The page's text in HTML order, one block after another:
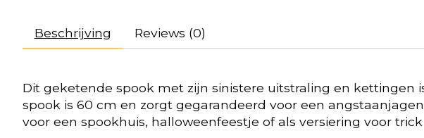
Beschrijving Reviews (0)
Dit geketende spook met zijn sinistere uitstraling en kettingen
spook is 60 cm en zorgt gegarandeerd voor een
voor een spookhuis, halloweenfeestje of als versiering voor